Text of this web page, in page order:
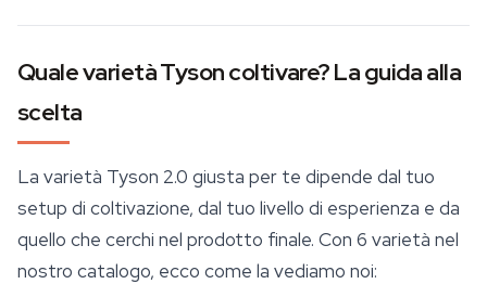
Quale varietà Tyson coltivare? La guida alla
scelta
La varietà Tyson 2.0 giusta per te dipende dal tuo
setup di coltivazione, dal tuo livello di esperienza e da
quello che cerchi nel prodotto finale. Con 6 varietà nel
nostro catalogo, ecco come la vediamo noi: